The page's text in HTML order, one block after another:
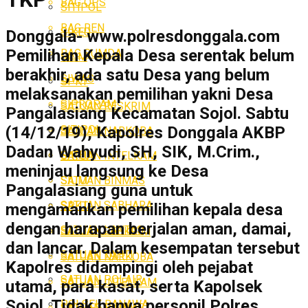
SITIPOL
SIKEU
SIUM
SPKT
SATUAN RESKRIM
SATUAN NARKOBA
SATUAN INTELKAM
SATUAN BINMAS
SATUAN SABHARA
SATUAN LANTAS
SATUAN TAHTI
SATUAN POLAIR
POLSEK BANAWA
BAG REN
BAG SUMDA
SIWAS
SIPROPAM
SITIPOL
SIKEU
SIUM
SPKT
SATUAN RESKRIM
SATUAN NARKOBA
SATUAN INTELKAM
Donggala- www.polresdonggala.com
Pemilihan Kepala Desa serentak belum
berakhir, ada satu Desa yang belum
melaksanakan pemilihan yakni Desa
Pangalasiang Kecamatan Sojol. Sabtu
(14/12/19), Kapolres Donggala AKBP
Dadan Wahyudi, SH, SIK, M.Crim.,
meninjau langsung ke Desa
Pangalasiang guna untuk
mengamankan pemilihan kepala desa
dengan harapan berjalan aman, damai,
dan lancar. Dalam kesempatan tersebut
Kapolres didampingi oleh pejabat
utama, para kasat, serta Kapolsek